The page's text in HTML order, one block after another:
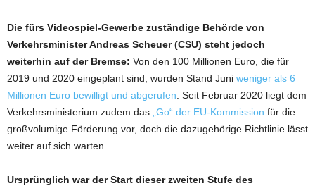
Die fürs Videospiel-Gewerbe zuständige Behörde von
Verkehrsminister Andreas Scheuer (CSU) steht jedoch
weiterhin auf der Bremse: Von den 100 Millionen Euro, die für
2019 und 2020 eingeplant sind, wurden Stand Juni weniger als 6
Millionen Euro bewilligt und abgerufen . Seit Februar 2020 liegt dem
Verkehrsministerium zudem das „Go“ der EU-Kommission für die
großvolumige Förderung vor, doch die dazugehörige Richtlinie lässt
weiter auf sich warten.
Ursprünglich war der Start dieser zweiten Stufe des